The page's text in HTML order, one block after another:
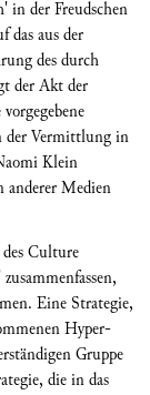
der Freudschen
das aus der
des durch
der Akt der
der Vermittlung in
Klein
anderer Medien
Culture
Eine Strategie,
Hyper-
Gruppe
die in das